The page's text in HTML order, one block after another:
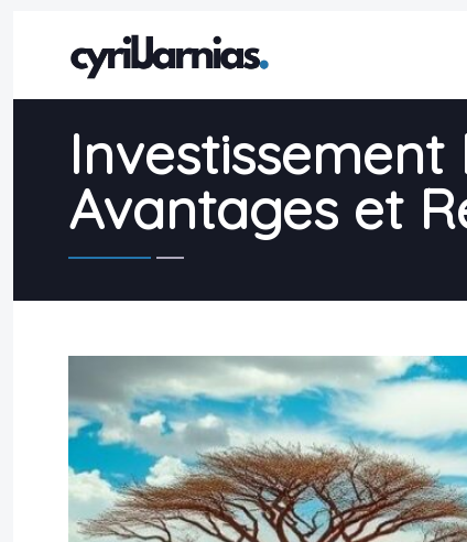
Avantages et